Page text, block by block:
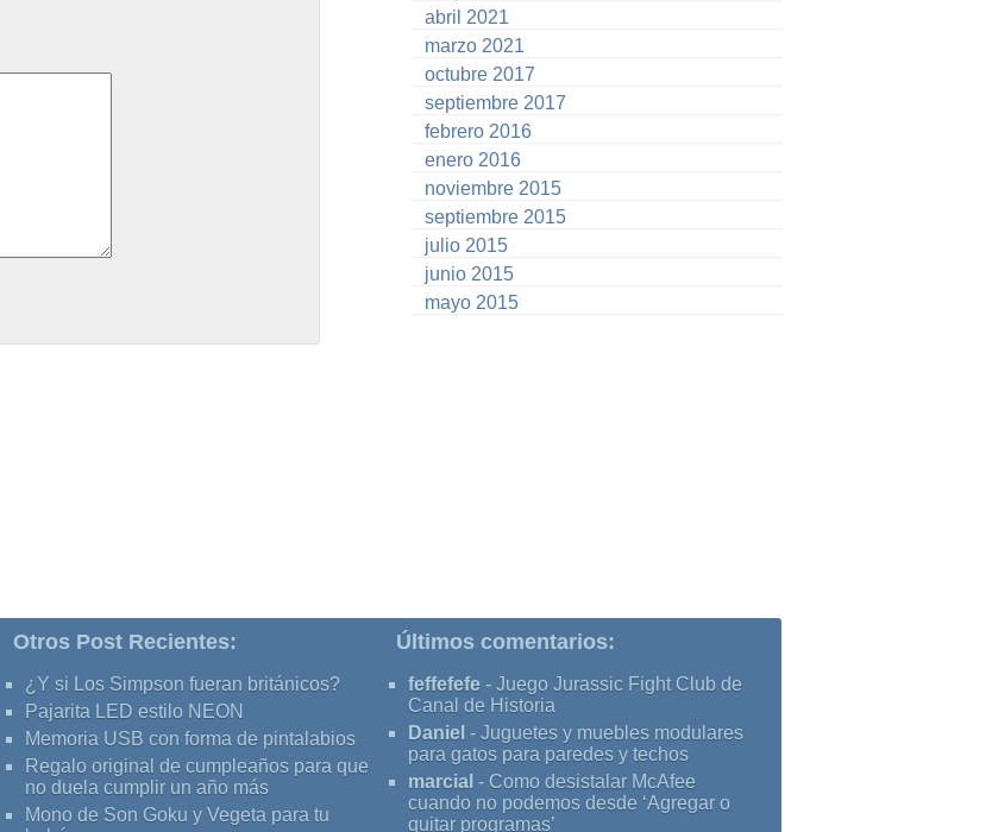
abril 2021
marzo 2021
octubre 2017
septiembre 2017
febrero 2016
enero 2016
noviembre 2015
septiembre 2015
julio 2015
junio 2015
mayo 2015
Otros Post Recientes:
¿Y si Los Simpson fueran británicos?
Pajarita LED estilo NEON
Memoria USB con forma de pintalabios
Regalo original de cumpleaños para que
no duela cumplir un año más
Mono de Son Goku y Vegeta para tu
Últimos comentarios:
feffefefe - Juego Jurassic Fight Club de
Canal de Historia
Daniel - Juguetes y muebles modulares
para gatos para paredes y techos
marcial - Como desistalar McAfee
cuando no podemos desde ‘Agregar o
quitar programas’